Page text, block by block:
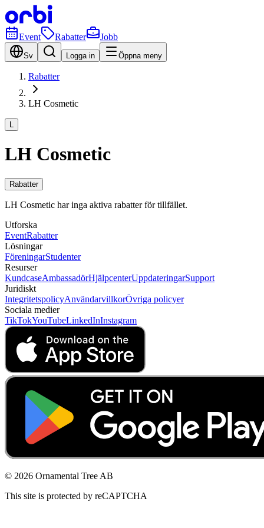
Event Rabatter Jobb
Sv Logga in Öppna meny
Rabatter
LH Cosmetic
L
LH Cosmetic
Rabatter
LH Cosmetic har inga aktiva rabatter för tillfället.
Utforska
EventRabatter
Lösningar
FöreningarStudenter
Resurser
KundcaseAmbassadörHjälpcenterUppdateringarSupport
Juridiskt
IntegritetspolicyAnvändarvillkorÖvriga policyer
Sociala medier
TikTokYouTubeLinkedInInstagram
© 2026 Ornamental Tree AB
This site is protected by reCAPTCHA